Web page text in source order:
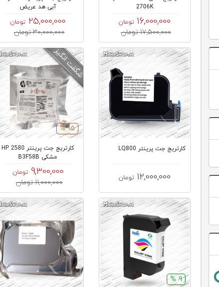
2706K
16,000,000 تومان
17,500,000 تومان
آبی هد عریض
25,000,000 تومان
30,000,000 تومان
کارتریج جت پرینتر LQ800
12,000,000 تومان
15 %
کارتریج جت پرینتر 2580 HP
مشکی B3F58B
9,300,000 تومان
11,000,000 تومان
9 %